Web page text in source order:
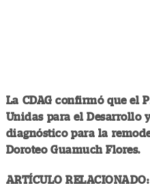
La CDAG confirmó que el
Unidas para el Desarrollo
diagnóstico para la
Doroteo Guamuch Flores.
ARTÍCULO RELACIONADO: